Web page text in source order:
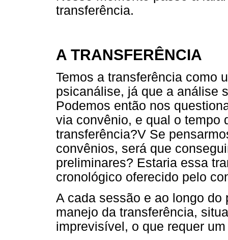
transferência.
A TRANSFERÊNCIA
Temos a transferência como
psicanálise, já que a análise
Podemos então nos
via convênio, e qual o tempo
transferência?V Se
convênios, será que
preliminares? Estaria essa
cronológico oferecido pelo
A cada sessão e ao longo
manejo da transferência,
imprevisível, o que requer